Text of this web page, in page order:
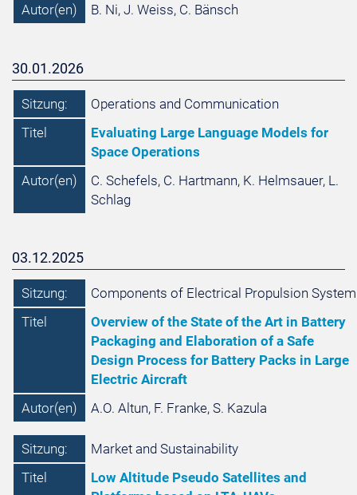
Autor(en)
B. Ni, J. Weiss, C. Bänsch
30.01.2026
Sitzung:
Operations and Communication
Titel
Evaluating Large Language Models for
Space Operations
Autor(en)
C. Schefels, C. Hartmann, K. Helmsauer, L.
Schlag
03.12.2025
Sitzung:
Components of Electrical Propulsion System
Titel
Overview of the State of the Art in Battery
Packaging and Elaboration of a Safe
Design Process for Battery Packs in Large
Electric Aircraft
Autor(en)
A.O. Altun, F. Franke, S. Kazula
Sitzung:
Market and Sustainability
Titel
Low Altitude Pseudo Satellites and